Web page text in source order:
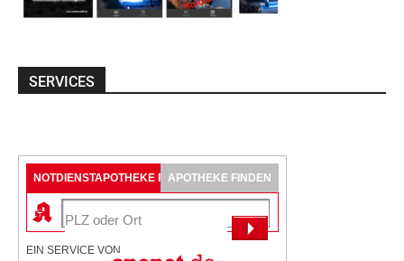
SERVICES
NOTDIENSTAPOTHEKE FINDENAPOTHEKE FINDEN
EIN SERVICE VON